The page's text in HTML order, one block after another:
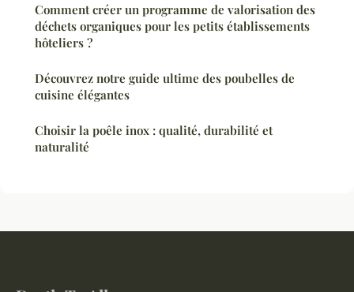
Comment créer un programme de valorisation des
déchets organiques pour les petits établissements
hôteliers ?
Découvrez notre guide ultime des poubelles de
cuisine élégantes
Choisir la poêle inox : qualité, durabilité et
naturalité